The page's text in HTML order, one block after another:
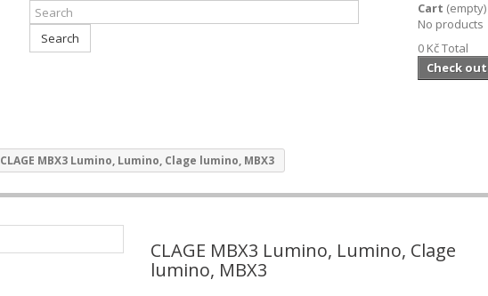
Search
Cart (empty)
No products
0 KčTotal
Check out
CLAGE MBX3 Lumino, Lumino, Clage lumino, MBX3
CLAGE MBX3 Lumino, Lumino, Clage
lumino, MBX3